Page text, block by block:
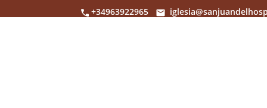
+34963922965